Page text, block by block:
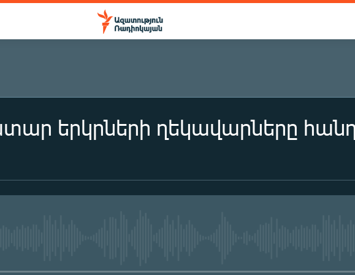
երկրների ղեկավարները